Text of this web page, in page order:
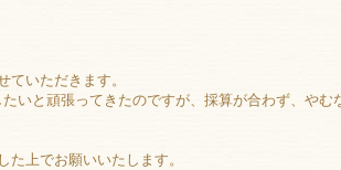
ていただきます。
いと頑張ってきたのですが、採算が合わず、や
上でお願いいたします。